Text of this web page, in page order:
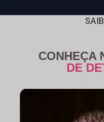
CONHEÇA
DE